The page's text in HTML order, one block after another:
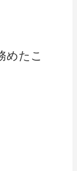
めたこ